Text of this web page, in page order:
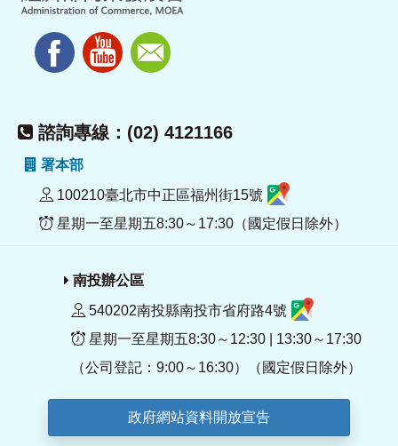
諮詢專線：(02) 4121166
署本部
100210臺北市中正區福州街15號
星期一至星期五8:30～17:30（國定假日除外）
南投辦公區
540202南投縣南投市省府路4號
星期一至星期五8:30～12:30 | 13:30～17:30
（公司登記：9:00～16:30）（國定假日除外）
政府網站資料開放宣告